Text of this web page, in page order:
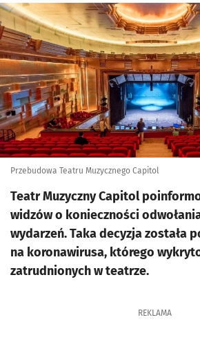
Kliknij, aby powiększyć
Przebudowa Teatru Muzycznego Capitol
Teatr Muzyczny Capitol
widzów o konieczności
wydarzeń. Taka decyzja została
na koronawirusa, którego
zatrudnionych w teatrze.
REKLAMA